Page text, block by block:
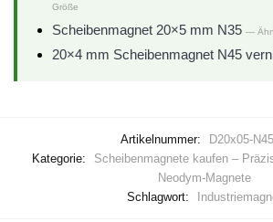
Größe
Scheibenmagnet 20×5 mm N35 —
20×4 mm Scheibenmagnet N45
Artikelnummer:
D20x05-
Kategorie:
Scheibenmagnete kaufen –
Neodym-Magnete
Schlagwort: